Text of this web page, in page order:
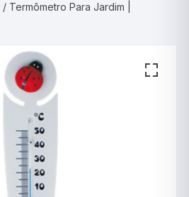
/ Termômetro Para Jardim |